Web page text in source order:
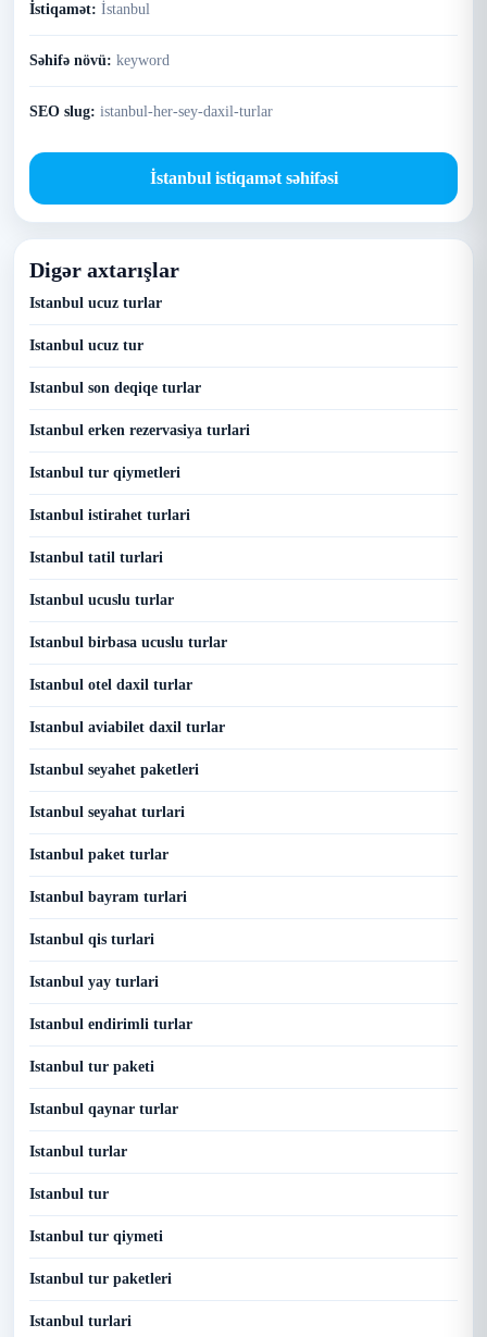
İstiqamət: İstanbul
Səhifə növü: keyword
SEO slug: istanbul-her-sey-daxil-turlar
İstanbul istiqamət səhifəsi
Digər axtarışlar
Istanbul ucuz turlar
Istanbul ucuz tur
Istanbul son deqiqe turlar
Istanbul erken rezervasiya turlari
Istanbul tur qiymetleri
Istanbul istirahet turlari
Istanbul tatil turlari
Istanbul ucuslu turlar
Istanbul birbasa ucuslu turlar
Istanbul otel daxil turlar
Istanbul aviabilet daxil turlar
Istanbul seyahet paketleri
Istanbul seyahat turlari
Istanbul paket turlar
Istanbul bayram turlari
Istanbul qis turlari
Istanbul yay turlari
Istanbul endirimli turlar
Istanbul tur paketi
Istanbul qaynar turlar
Istanbul turlar
Istanbul tur
Istanbul tur qiymeti
Istanbul tur paketleri
Istanbul turlari